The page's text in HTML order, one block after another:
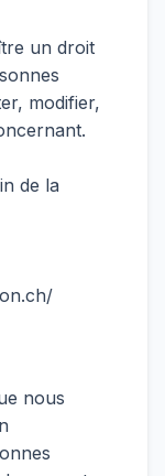
un droit
modifier,
de la
nous